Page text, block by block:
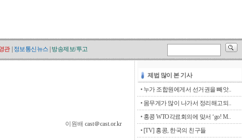
관 정보통신뉴스 방송제보/투고
이원배 cast＠cast.or.kr
제법 많이 본 기사
• 누가 조합원에게서 선거권을 빼앗..
• 몸무게가 많이 나가서 정리해고되..
• 홍콩 WTO각료회의에 맞서 ‘go! M..
• [TV] 홍콩, 한국의 친구들